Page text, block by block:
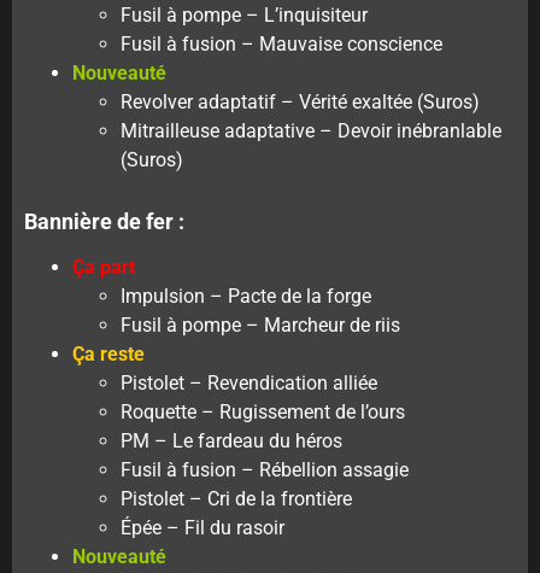
Fusil à pompe – L’inquisiteur
Fusil à fusion – Mauvaise conscience
Nouveauté
Revolver adaptatif – Vérité exaltée (Suros)
Mitrailleuse adaptative – Devoir inébranlable
(Suros)
Bannière de fer :
Ça part
Impulsion – Pacte de la forge
Fusil à pompe – Marcheur de riis
Ça reste
Pistolet – Revendication alliée
Roquette – Rugissement de l’ours
PM – Le fardeau du héros
Fusil à fusion – Rébellion assagie
Pistolet – Cri de la frontière
Épée – Fil du rasoir
Nouveauté